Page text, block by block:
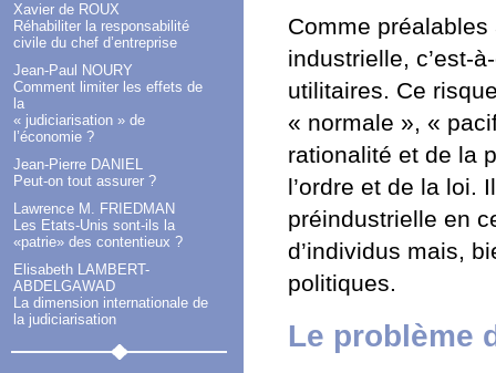
Xavier de ROUX
Réhabiliter la responsabilité
civile du chef d’entreprise
Jean-Paul NOURY
Comment limiter les effets de
la
« judiciarisation » de
l’économie ?
Jean-Pierre DANIEL
Peut-on tout assurer ?
Lawrence M. FRIEDMAN
Les Etats-Unis sont-ils la
«patrie» des contentieux ?
Elisabeth LAMBERT-
ABDELGAWAD
La dimension internationale de
la judiciarisation
Comme
industrielle, c’est-
utilitaires. Ce
« normale », «
rationalité et de la
l’ordre et de la loi.
préindustrielle en
d’individus mais,
politiques.
Le problème